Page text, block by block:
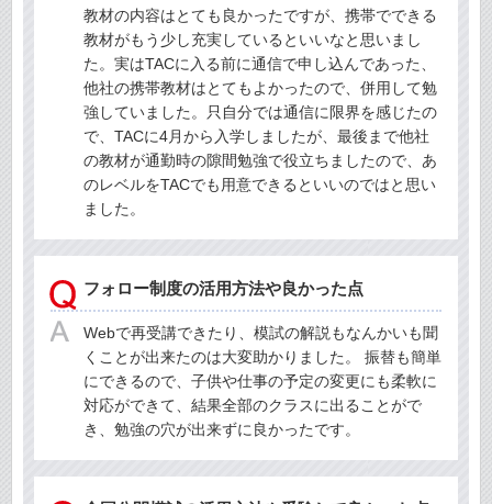
教材の内容はとても良かったですが、携帯でできる
教材がもう少し充実しているといいなと思いまし
た。実はTACに入る前に通信で申し込んであった、
他社の携帯教材はとてもよかったので、併用して勉
強していました。只自分では通信に限界を感じたの
で、TACに4月から入学しましたが、最後まで他社
の教材が通勤時の隙間勉強で役立ちましたので、あ
のレベルをTACでも用意できるといいのではと思い
ました。
フォロー制度の活用方法や良かった点
Webで再受講できたり、模試の解説もなんかいも聞
くことが出来たのは大変助かりました。 振替も簡単
にできるので、子供や仕事の予定の変更にも柔軟に
対応ができて、結果全部のクラスに出ることがで
き、勉強の穴が出来ずに良かったです。